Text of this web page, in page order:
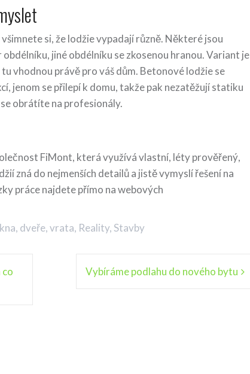
si, že lodžie vypadají různě. Některé jsou
jiné obdélníku se zkosenou hranou. Variant je
vhodnou právě pro váš dům. Betonové lodžie se
jenom se přilepí k domu, takže pak nezatěžují statiku
obrátíte na profesionály.
FiMont, která využívá vlastní, léty prověřený,
zná do nejmenších detailů a jistě vymyslí řešení na
práce najdete přímo na webových
dveře, vrata, Reality, Stavby
co
Vybíráme podlahu do nového bytu